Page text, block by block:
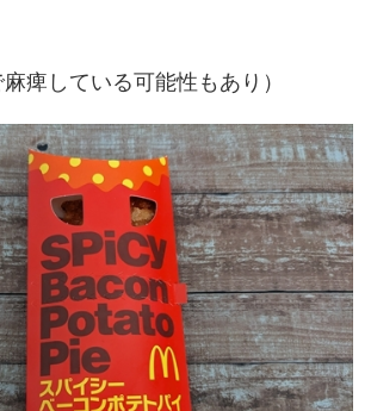
麻痺している可能性もあり）